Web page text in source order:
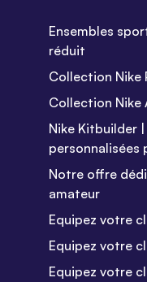
Ensembles
réduit
Collection Nike
Collection Nike
Nike Kitbuilder
personnalisées
Notre offre
amateur
Equipez votre
Equipez votre
Equipez votre